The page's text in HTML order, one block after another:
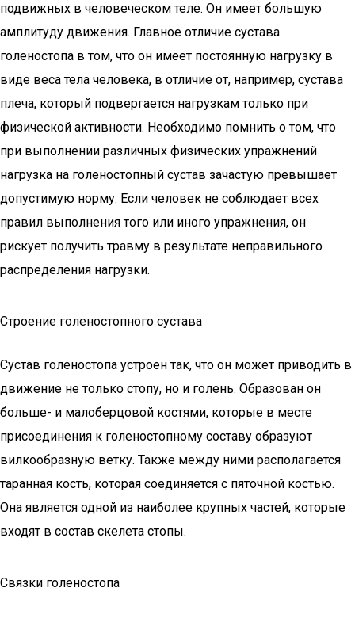
подвижных в человеческом теле. Он имеет большую
амплитуду движения. Главное отличие сустава
голеностопа в том, что он имеет постоянную нагрузку в
виде веса тела человека, в отличие от, например, сустава
плеча, который подвергается нагрузкам только при
физической активности. Необходимо помнить о том, что
при выполнении различных физических упражнений
нагрузка на голеностопный сустав зачастую превышает
допустимую норму. Если человек не соблюдает всех
правил выполнения того или иного упражнения, он
рискует получить травму в результате неправильного
распределения нагрузки.
Строение голеностопного сустава
Сустав голеностопа устроен так, что он может приводить в
движение не только стопу, но и голень. Образован он
больше- и малоберцовой костями, которые в месте
присоединения к голеностопному составу образуют
вилкообразную ветку. Также между ними располагается
таранная кость, которая соединяется с пяточной костью.
Она является одной из наиболее крупных частей, которые
входят в состав скелета стопы.
Связки голеностопа